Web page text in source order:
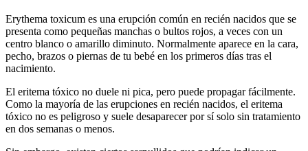
Erythema toxicum es una erupción común en recién nacidos que se
presenta como pequeñas manchas o bultos rojos, a veces con un
centro blanco o amarillo diminuto. Normalmente aparece en la cara,
pecho, brazos o piernas de tu bebé en los primeros días tras el
nacimiento.
El eritema tóxico no duele ni pica, pero puede propagar fácilmente.
Como la mayoría de las erupciones en recién nacidos, el eritema
tóxico no es peligroso y suele desaparecer por sí solo sin tratamiento
en dos semanas o menos.